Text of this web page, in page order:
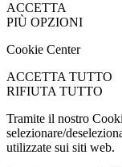
ACCETTA
PIÙ OPZIONI
Cookie Center
ACCETTA TUTTO
RIFIUTA TUTTO
Tramite il nostro
selezionare/
utilizzate sui siti web.